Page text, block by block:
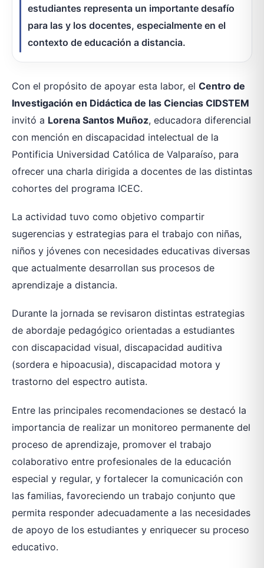
estudiantes representa un importante desafío
para las y los docentes, especialmente en el
contexto de educación a distancia.
Con el propósito de apoyar esta labor, el Centro de
Investigación en Didáctica de las Ciencias CIDSTEM
invitó a Lorena Santos Muñoz, educadora diferencial
con mención en discapacidad intelectual de la
Pontificia Universidad Católica de Valparaíso, para
ofrecer una charla dirigida a docentes de las distintas
cohortes del programa ICEC.
La actividad tuvo como objetivo compartir
sugerencias y estrategias para el trabajo con niñas,
niños y jóvenes con necesidades educativas diversas
que actualmente desarrollan sus procesos de
aprendizaje a distancia.
Durante la jornada se revisaron distintas estrategias
de abordaje pedagógico orientadas a estudiantes
con discapacidad visual, discapacidad auditiva
(sordera e hipoacusia), discapacidad motora y
trastorno del espectro autista.
Entre las principales recomendaciones se destacó la
importancia de realizar un monitoreo permanente del
proceso de aprendizaje, promover el trabajo
colaborativo entre profesionales de la educación
especial y regular, y fortalecer la comunicación con
las familias, favoreciendo un trabajo conjunto que
permita responder adecuadamente a las necesidades
de apoyo de los estudiantes y enriquecer su proceso
educativo.